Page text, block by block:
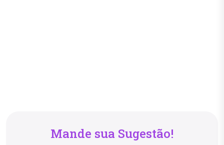
Mande sua Sugestão!